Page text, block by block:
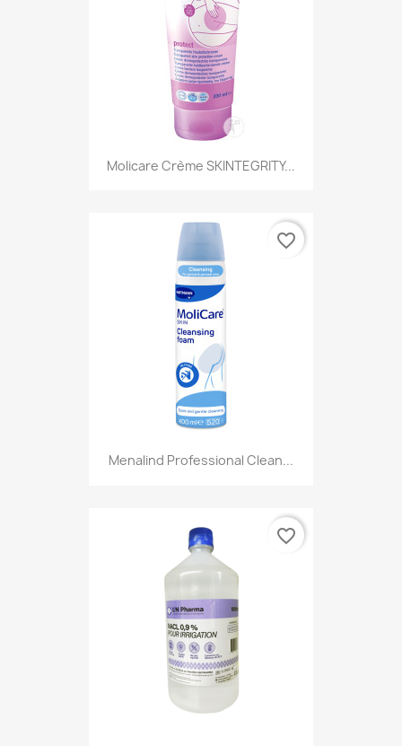
Molicare Crème SKINTEGRITY...
Menalind Professional Clean...
favorite_border
favorite_border